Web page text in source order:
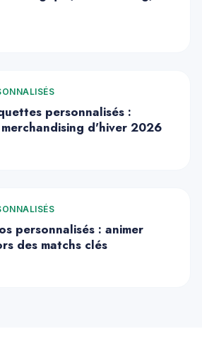
personnalisés :
d'hiver 2026
personnalisés : animer
des matchs clés